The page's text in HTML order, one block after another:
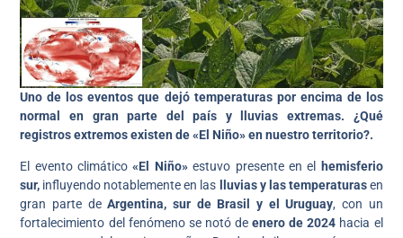
Uno de los eventos que dejó temperaturas por encima de los
normal en gran parte del país y lluvias extremas. ¿Qué
registros extremos existen de «El Niño» en nuestro territorio?.
El evento climático «El Niño»estuvo presente en el
hemisferio
sur, influyendo notablemente en las lluvias y las temperaturasen
gran parte deArgentina, sur de Brasil y el Uruguay, con un
fortalecimiento del fenómeno se notó deenero de 2024 hacia el